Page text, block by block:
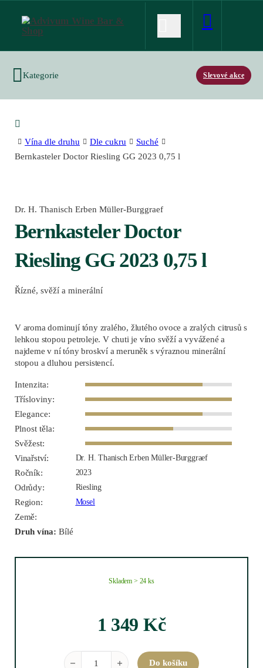
Kategorie Slevové akce
Vína dle druhu Dle cukru
Suché
Bernkasteler Doctor Riesling GG 2023 0,75 l
Dr. H. Thanisch Erben Müller-Burggraef
Bernkasteler Doctor
Riesling GG 2023 0,75 l
Řízné, svěží a minerální
V aroma dominují tóny zralého, žlutého ovoce a zralých citrusů s
lehkou stopou petroleje. V chuti je víno svěží a vyvážené a
najdeme v ní tóny broskví a meruněk s výraznou minerální
stopou a dluhou persistencí.
Intenzita:
Třísloviny:
Elegance:
Plnost těla:
Svěžest:
Vinařství:
Dr. H. Thanisch Erben Müller-Burggraef
Ročník: 2023
Odrůdy: Riesling
Region: Mosel
Země:
Druh vína: Bílé
Skladem > 24 ks
1 349 Kč
Bernkasteler Doctor Riesling GG 2023 0,75 l
Do košíku